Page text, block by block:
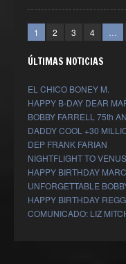
1 2 3 4
ÚLTIMAS NOTICIAS
EL CHICO BONEY M.
HAPPY B-DAY DEAR
BOBBY FARRELL 75th
DADDY COOL +30
DEP FRANK FARIAN
NIGHTFLIGHT TO
HAPPY BIRTHDAY
UNFORGETTABLE
HAPPY BIRTHDAY
COMUNICADO: LIZ